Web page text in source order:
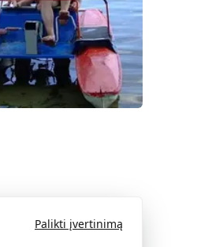
Palikti įvertinimą